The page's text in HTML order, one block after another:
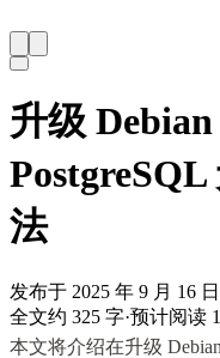
升级
法
发布于 2025 年 9 月 16 日
全文约 325 字·预计阅读
本文将介绍在升级